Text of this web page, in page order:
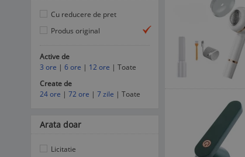
Cu reducere de pret
Produs original
Active de
3 ore | 6 ore | 12 ore | Toate
Create de
24 ore | 72 ore | 7 zile | Toate
Arata doar
Licitatie